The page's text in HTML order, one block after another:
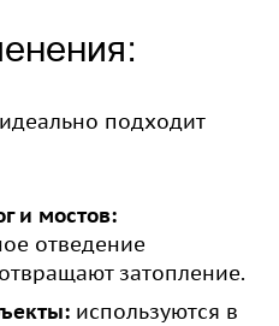
подходит
и мостов:
отведение
затопление.
используются в